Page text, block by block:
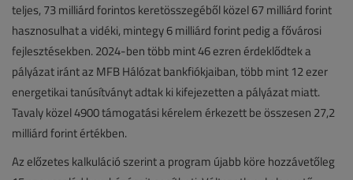
teljes, 73 milliárd forintos keretösszegéből közel 67 milliárd forint
hasznosulhat a vidéki, mintegy 6 milliárd forint pedig a fővárosi
fejlesztésekben. 2024-ben több mint 46 ezren érdeklődtek a
pályázat iránt az MFB Hálózat bankfiókjaiban, több mint 12 ezer
energetikai tanúsítványt adtak ki kifejezetten a pályázat miatt.
Tavaly közel 4900 támogatási kérelem érkezett be összesen 27,2
milliárd forint értékben.
Az előzetes kalkuláció szerint a program újabb köre hozzávetőleg